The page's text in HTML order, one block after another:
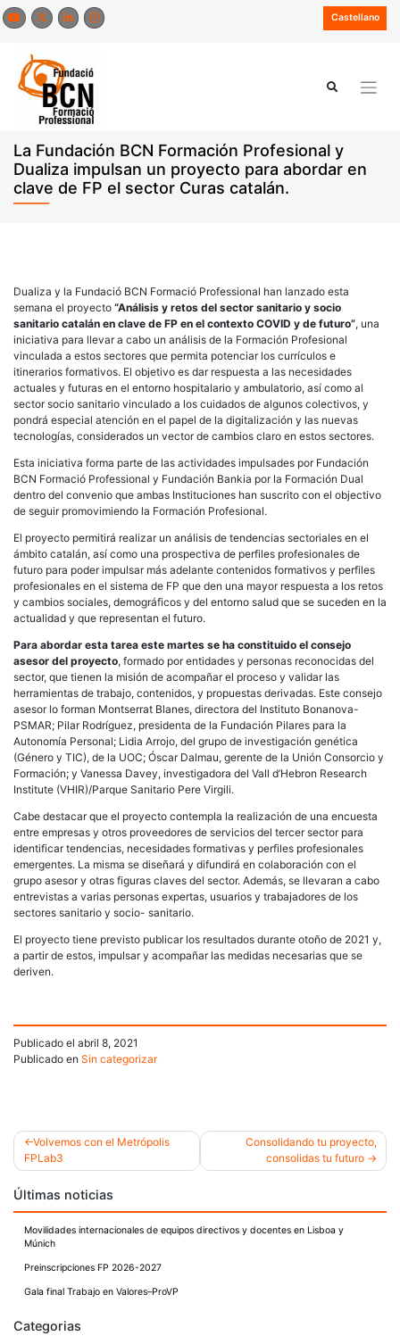
Saltar
al
Castellano
La Fundación BCN Formación Profesional y
Dualiza impulsan un proyecto para abordar en
clave de FP el sector Curas catalán.
Dualiza y la Fundació BCN Formació Professional han lanzado esta
semana el proyecto “Análisis y retos del sector sanitario y socio
sanitario catalán en clave de FP en el contexto COVID y de futuro”, una
iniciativa para llevar a cabo un análisis de la Formación Profesional
vinculada a estos sectores que permita potenciar los currículos e
itinerarios formativos. El objetivo es dar respuesta a las necesidades
actuales y futuras en el entorno hospitalario y ambulatorio, así como al
sector socio sanitario vinculado a los cuidados de algunos colectivos, y
pondrá especial atención en el papel de la digitalización y las nuevas
tecnologías, considerados un vector de cambios claro en estos sectores.
Esta iniciativa forma parte de las actividades impulsades por Fundación
BCN Formació Professional y Fundación Bankia por la Formación Dual
dentro del convenio que ambas Instituciones han suscrito con el objectivo
de seguir promovimiendo la Formación Profesional.
El proyecto permitirá realizar un análisis de tendencias sectoriales en el
ámbito catalán, así como una prospectiva de perfiles profesionales de
futuro para poder impulsar más adelante contenidos formativos y perfiles
profesionales en el sistema de FP que den una mayor respuesta a los retos
y cambios sociales, demográficos y del entorno salud que se suceden en la
actualidad y que representan el futuro.
Para abordar esta tarea este martes se ha constituido el consejo
asesor del proyecto, formado por entidades y personas reconocidas del
sector, que tienen la misión de acompañar el proceso y validar las
herramientas de trabajo, contenidos, y propuestas derivadas. Este consejo
asesor lo forman Montserrat Blanes, directora del Instituto Bonanova-
PSMAR; Pilar Rodríguez, presidenta de la Fundación Pilares para la
Autonomía Personal; Lidia Arrojo, del grupo de investigación genética
(Género y TIC), de la UOC; Óscar Dalmau, gerente de la Unión Consorcio y
Formación; y Vanessa Davey, investigadora del Vall d’Hebron Research
Institute (VHIR)/Parque Sanitario Pere Virgili.
Cabe destacar que el proyecto contempla la realización de una encuesta
entre empresas y otros proveedores de servicios del tercer sector para
identificar tendencias, necesidades formativas y perfiles profesionales
emergentes. La misma se diseñará y difundirá en colaboración con el
grupo asesor y otras figuras claves del sector. Además, se llevaran a cabo
entrevistas a varias personas expertas, usuarios y trabajadores de los
sectores sanitario y socio- sanitario.
El proyecto tiene previsto publicar los resultados durante otoño de 2021 y,
a partir de estos, impulsar y acompañar las medidas necesarias que se
deriven.
Publicado el abril 8, 2021
Publicado en Sin categorizar
Navegación
de
entradas
Volvemos con el Metrópolis
FPLab3
Consolidando tu proyecto,
consolidas tu futuro
Últimas noticias
Movilidades internacionales de equipos directivos y docentes en Lisboa y
Múnich
Preinscripciones FP 2026-2027
Gala final Trabajo en Valores–ProVP
Categorias